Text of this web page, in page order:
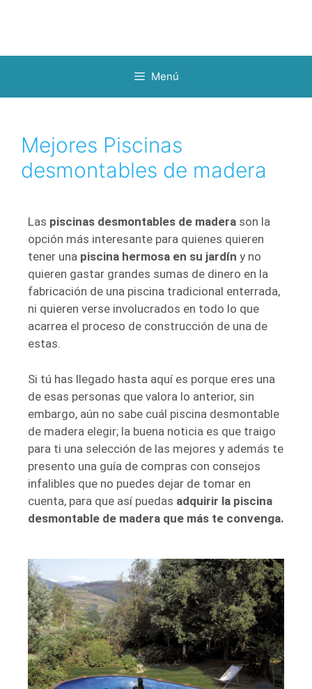
Menú
Mejores Piscinas
desmontables de madera
Las piscinas desmontables de madera son la
opción más interesante para quienes quieren
tener una piscina hermosa en su jardín y no
quieren gastar grandes sumas de dinero en la
fabricación de una piscina tradicional enterrada,
ni quieren verse involucrados en todo lo que
acarrea el proceso de construcción de una de
estas.
Si tú has llegado hasta aquí es porque eres una
de esas personas que valora lo anterior, sin
embargo, aún no sabe cuál piscina desmontable
de madera elegir; la buena noticia es que traigo
para ti una selección de las mejores y además te
presento una guía de compras con consejos
infalibles que no puedes dejar de tomar en
cuenta, para que así puedas adquirir la piscina
desmontable de madera que más te convenga.